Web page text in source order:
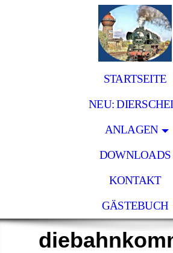
STARTSEITE
NEU:
ANLAGEN
DOWNLOADS
KONTAKT
GÄSTEBUCH